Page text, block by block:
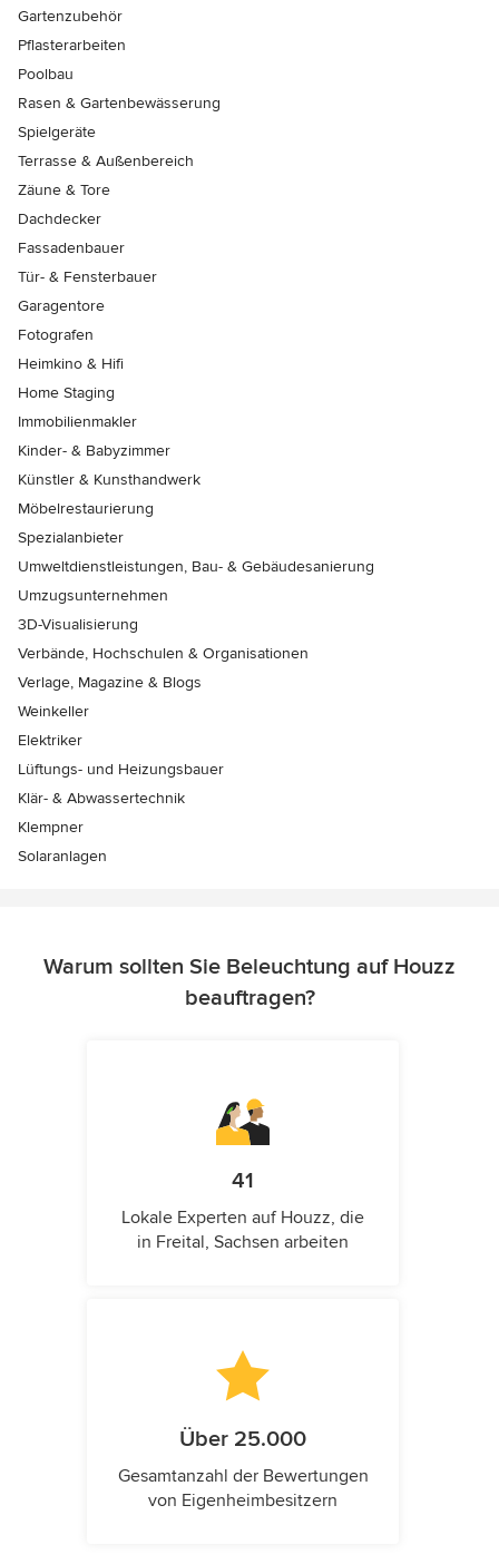
Gartenzubehör
Pflasterarbeiten
Poolbau
Rasen & Gartenbewässerung
Spielgeräte
Terrasse & Außenbereich
Zäune & Tore
Dachdecker
Fassadenbauer
Tür- & Fensterbauer
Garagentore
Fotografen
Heimkino & Hifi
Home Staging
Immobilienmakler
Kinder- & Babyzimmer
Künstler & Kunsthandwerk
Möbelrestaurierung
Spezialanbieter
Umweltdienstleistungen, Bau- & Gebäudesanierung
Umzugsunternehmen
3D-Visualisierung
Verbände, Hochschulen & Organisationen
Verlage, Magazine & Blogs
Weinkeller
Elektriker
Lüftungs- und Heizungsbauer
Klär- & Abwassertechnik
Klempner
Solaranlagen
Warum sollten Sie Beleuchtung auf Houzz
beauftragen?
41
Lokale Experten auf Houzz, die
in Freital, Sachsen arbeiten
Über 25.000
Gesamtanzahl der Bewertungen
von Eigenheimbesitzern